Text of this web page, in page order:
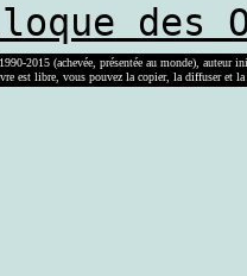
des
2015 (achevée, présentée au monde), auteur
est libre, vous pouvez la copier, la diffuser et